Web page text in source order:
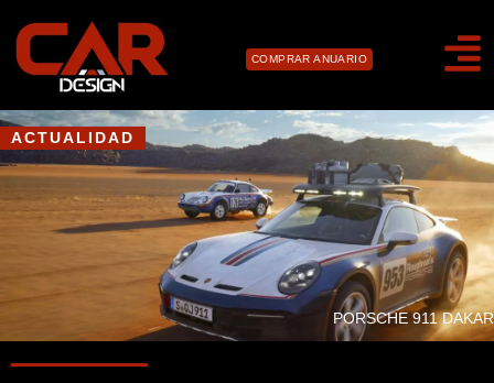
COMPRAR ANUARIO
ACTUALIDAD
PORSCHE 911 DAKAR